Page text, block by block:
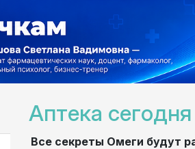
Аптека
Все секреты Омеги будут